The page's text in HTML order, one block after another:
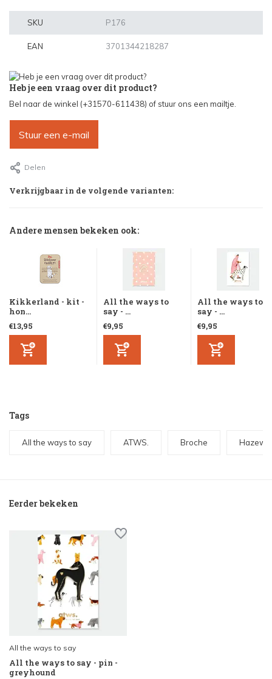
SKU P176
EAN 3701344218287
Heb je een vraag over dit product?
Bel naar de winkel (+31570-611438) of stuur ons een mailtje.
Stuur een e-mail
Delen
Verkrijgbaar in de volgende varianten:
Andere mensen bekeken ook:
Kikkerland - kit -
hon...
€13,95
All the ways to
say - ...
€9,95
All the ways to
say - ...
€9,95
Tags
All the ways to say ATWS. Broche
Eerder bekeken
All the ways to say
All the ways to say - pin -
greyhound